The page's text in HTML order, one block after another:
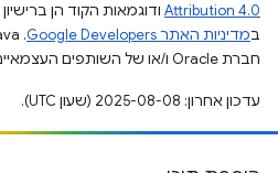
Attribution 4.0 ודוגמאות הקוד הן ברישיון
במדיניות האתר Google Developers‏
חברת Oracle ו/או של השותפים העצמאיים שלה.
עדכון אחרון: 2025-08-08 (שעון UTC).